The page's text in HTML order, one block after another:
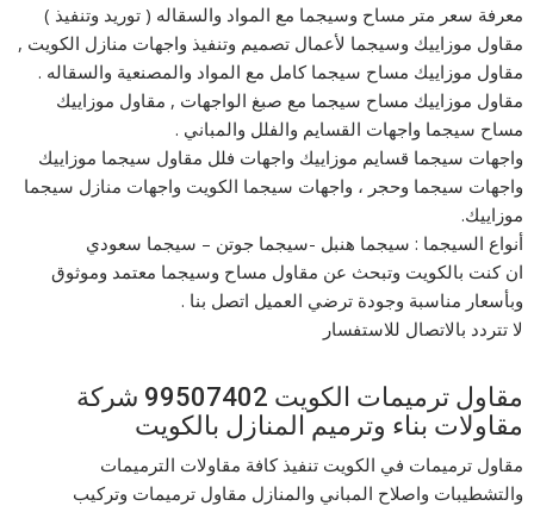
معرفة سعر متر مساح وسيجما مع المواد والسقاله ( توريد وتنفيذ )
مقاول موزاييك وسيجما لأعمال تصميم وتنفيذ واجهات منازل الكويت ,
مقاول موزاييك مساح سيجما كامل مع المواد والمصنعية والسقاله .
مقاول موزاييك مساح سيجما مع صبغ الواجهات , مقاول موزاييك
مساح سيجما واجهات القسايم والفلل والمباني .
واجهات سيجما قسايم موزاييك واجهات فلل مقاول سيجما موزاييك
واجهات سيجما وحجر ، واجهات سيجما الكويت واجهات منازل سيجما
موزاييك.
أنواع السيجما : سيجما هنبل -سيجما جوتن – سيجما سعودي
ان كنت بالكويت وتبحث عن مقاول مساح وسيجما معتمد وموثوق
وبأسعار مناسبة وجودة ترضي العميل اتصل بنا .
لا تتردد بالاتصال للاستفسار
مقاول ترميمات الكويت 99507402 شركة
مقاولات بناء وترميم المنازل بالكويت
مقاول ترميمات في الكويت تنفيذ كافة مقاولات الترميمات
والتشطيبات واصلاح المباني والمنازل مقاول ترميمات وتركيب